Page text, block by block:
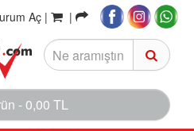
Aç | |
- 0,00 TL